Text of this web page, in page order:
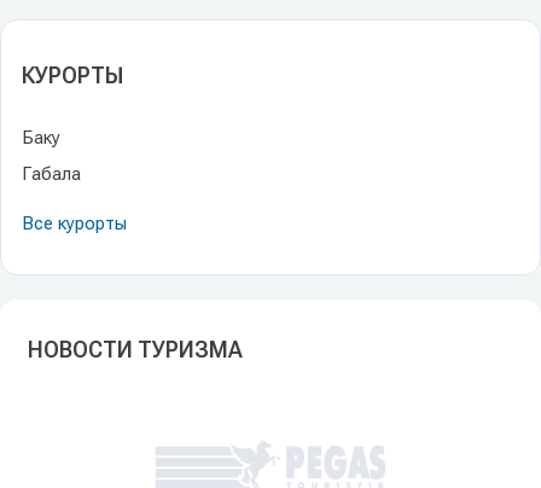
КУРОРТЫ
Баку
Габала
Все курорты
НОВОСТИ ТУРИЗМА